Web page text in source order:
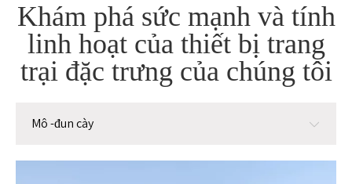
Khám phá sức mạnh và tính
linh hoạt của thiết bị trang
trại đặc trưng của chúng tôi
Mô -đun cày
Mô -đun cày